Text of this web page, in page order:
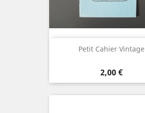
Petit Cahier Vintage
Prix
2,00 €